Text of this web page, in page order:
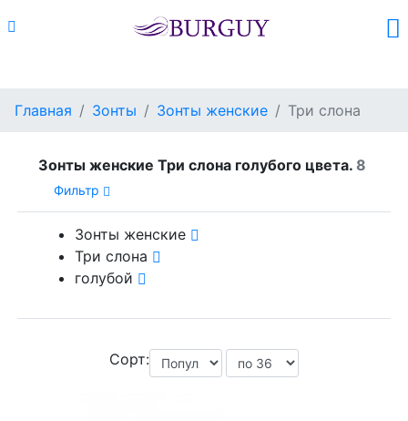
Главная Зонты Зонты женские Три слона
Зонты женские Три слона голубого цвета. 8
Фильтр
Зонты женские
Три слона
голубой
Сорт: